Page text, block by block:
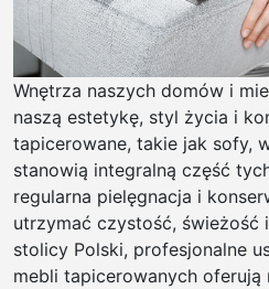
Wnętrza naszych domów i
naszą estetykę, styl życia i
tapicerowane, takie jak sofy,
stanowią integralną część
regularna pielęgnacja i
utrzymać czystość, świeżość
stolicy Polski, profesjonalne
mebli tapicerowanych